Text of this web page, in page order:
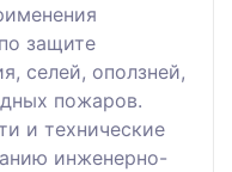
защите
селей, оползней,
пожаров.
и технические
инженерно-